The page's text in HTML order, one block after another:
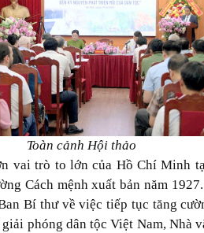
Toàn cảnh Hội thảo
vai trò to lớn của Hồ Chí Minh
Cách mệnh xuất bản năm
Bí thư về việc tiếp tục tăng
phóng dân tộc Việt Nam, Nhà